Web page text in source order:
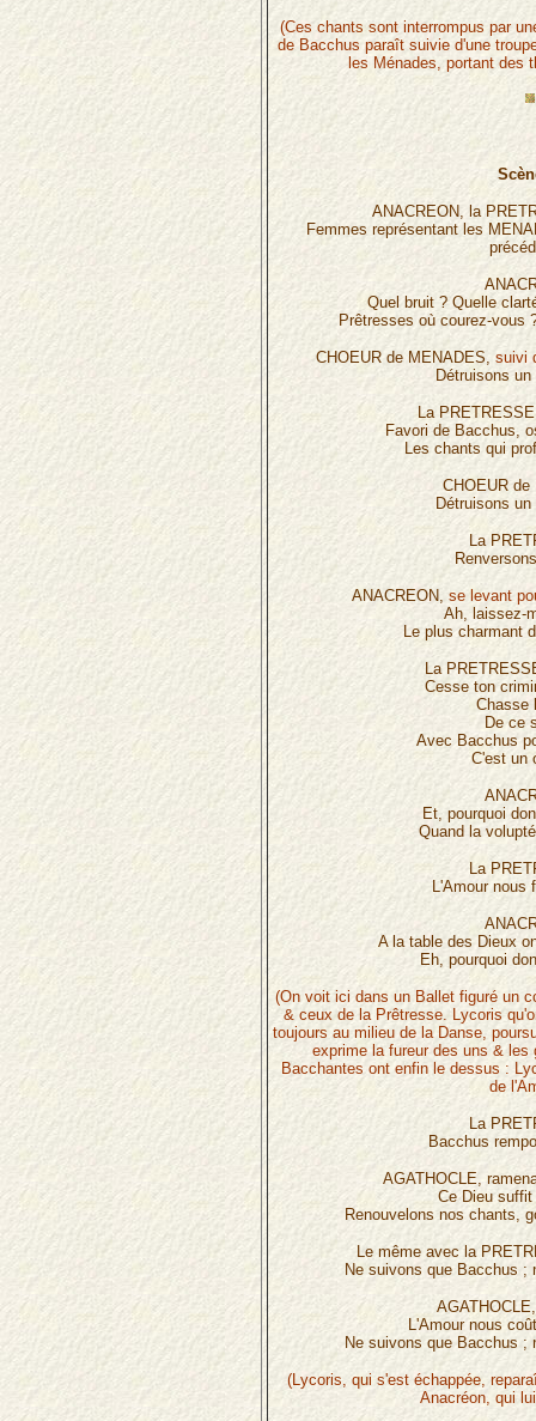
(Ces chants sont interrompus par
de Bacchus paraît suivie d'une
les Ménades, portant des
ANACREON, la
Femmes représentant les
Quel bruit ? Quelle
Prêtresses où courez-vous
CHOEUR de MENADES, suivi
Détruisons
La
Favori de Bacchus,
Les chants qui
CHOEUR
Détruisons
La
ANACREON, se levant
Ah, laissez-
Le plus charmant
La
Cesse ton
Chasse
De ce
Avec Bacchus
C'est un
Et, pourquoi
Quand la
La
L'Amour nous
A la table des Dieux
Eh, pourquoi
(On voit ici dans un Ballet figuré un
& ceux de la Prêtresse. Lycoris
toujours au milieu de la Danse,
exprime la fureur des uns &
Bacchantes ont enfin le dessus :
de
La
Bacchus
AGATHOCLE,
Ce Dieu
Renouvelons nos chants,
Le même avec la
Ne suivons que Bacchus ;
L'Amour nous
Ne suivons que Bacchus ;
(Lycoris, qui s'est échappée,
Anacréon, qui